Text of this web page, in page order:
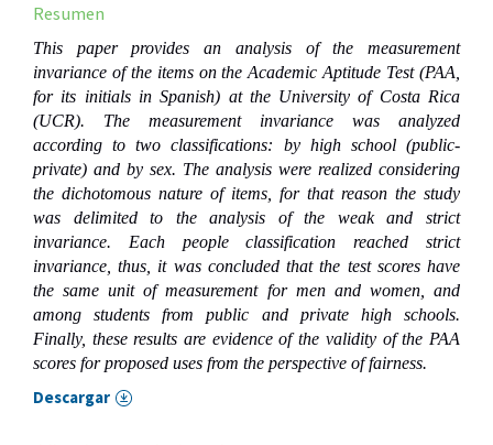
Resumen
This paper provides an analysis of the measurement
invariance of the items on the Academic Aptitude Test (PAA,
for its initials in Spanish) at the University of Costa Rica
(UCR). The measurement invariance was analyzed
according to two classifications: by high school (public-
private) and by sex. The analysis were realized considering
the dichotomous nature of items, for that reason the study
was delimited to the analysis of the weak and strict
invariance. Each people classification reached strict
invariance, thus, it was concluded that the test scores have
the same unit of measurement for men and women, and
among students from public and private high schools.
Finally, these results are evidence of the validity of the PAA
scores for proposed uses from the perspective of fairness.
Descargar